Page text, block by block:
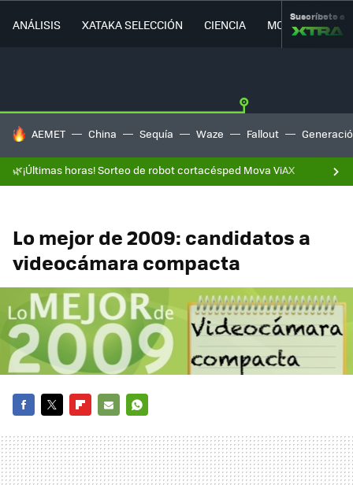
ANÁLISIS XATAKA SELECCIÓN CIENCIA MOVILIDAD
Suscríbete a
HOY SE HABLA DE
AEMET China Sequía Waze Fallout
🌿¡Últimas horas! Sorteo de robot cortacésped Mova ViAX
Lo mejor de 2009: candidatos a
videocámara compacta
MAIL